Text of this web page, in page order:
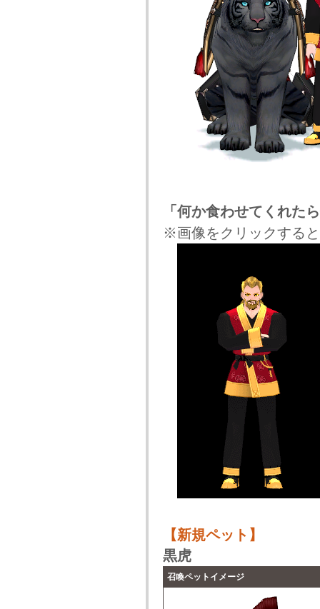
「何か食わせてくれた
※画像をクリックする
【新規ペット】
黒虎
召喚ペットイメージ